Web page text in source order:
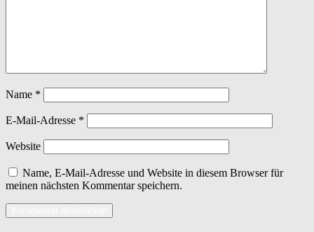
Name *
E-Mail-Adresse *
Website
Name, E-Mail-Adresse und Website in diesem Browser für
meinen nächsten Kommentar speichern.